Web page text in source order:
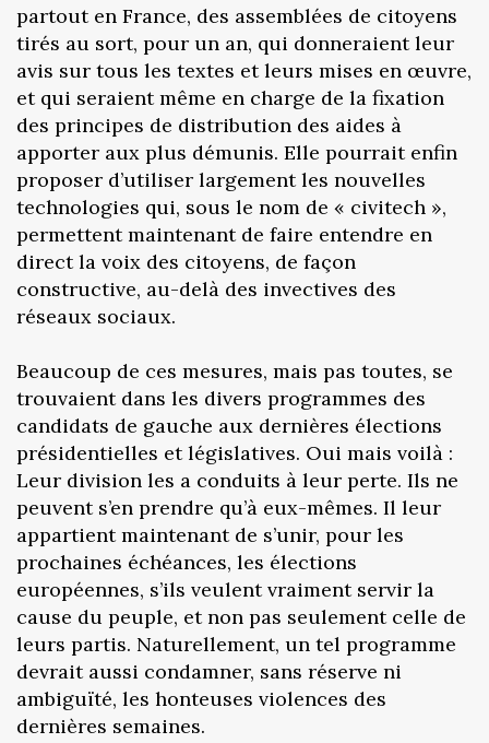
partout en France, des assemblées de citoyens
tirés au sort, pour un an, qui donneraient leur
avis sur tous les textes et leurs mises en œuvre,
et qui seraient même en charge de la fixation
des principes de distribution des aides à
apporter aux plus démunis. Elle pourrait enfin
proposer d’utiliser largement les nouvelles
technologies qui, sous le nom de « civitech »,
permettent maintenant de faire entendre en
direct la voix des citoyens, de façon
constructive, au-delà des invectives des
réseaux sociaux.
Beaucoup de ces mesures, mais pas toutes, se
trouvaient dans les divers programmes des
candidats de gauche aux dernières élections
présidentielles et législatives. Oui mais voilà :
Leur division les a conduits à leur perte. Ils ne
peuvent s’en prendre qu’à eux-mêmes. Il leur
appartient maintenant de s’unir, pour les
prochaines échéances, les élections
européennes, s’ils veulent vraiment servir la
cause du peuple, et non pas seulement celle de
leurs partis. Naturellement, un tel programme
devrait aussi condamner, sans réserve ni
ambiguïté, les honteuses violences des
dernières semaines.